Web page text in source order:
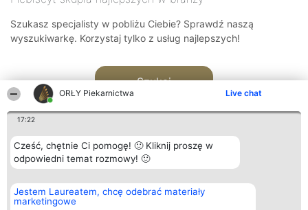
ORŁY Piekarnictwa Live chat
17:22
Cześć, chętnie Ci pomogę! 🙂 Kliknij proszę w
odpowiedni temat rozmowy! 🙂
Jestem Laureatem, chcę odebrać materiały
marketingowe
Szukasz specjalisty w pobliżu Ciebie? Sprawdź naszą
wyszukiwarkę. Korzystaj tylko z usług najlepszych!
Szukaj
Organizator plebiscytu
Bright Side Solutions sp. z o.
o. sp. k.
Plebiscyt
Laureaci
Kontakt
Kontakt